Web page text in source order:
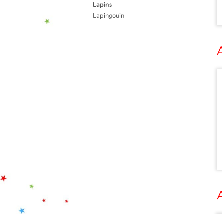
Lapins
Lapingouin